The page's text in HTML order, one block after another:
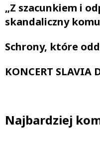
„Z szacunkiem i
skandaliczny
Schrony, które
KONCERT SLAVIA
Najbardziej